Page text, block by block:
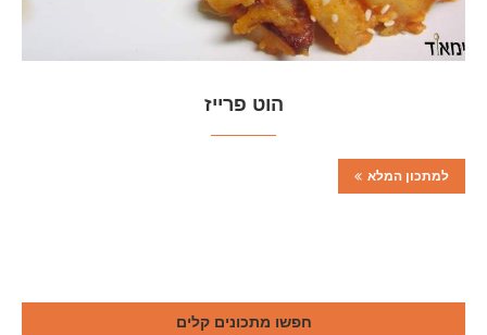
הוט פרייז
למתכון המלא
חפשו מתכונים קלים